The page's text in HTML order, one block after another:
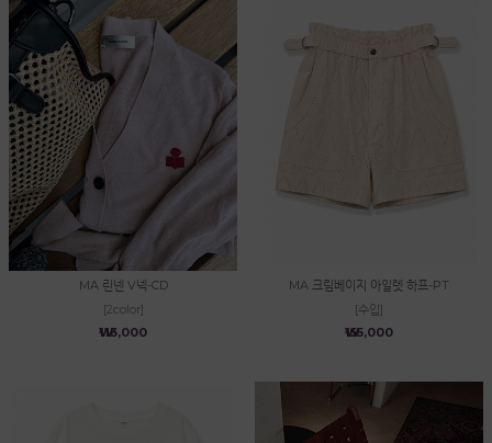
MA 린넨 V넥-CD
[2color]
₩113,000
MA 크림베이지 아일렛 하프-PT
[수입]
₩155,000